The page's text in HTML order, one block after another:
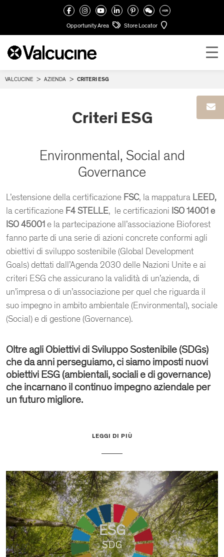
Opportunity Area Store Locator
VALCUCINE > AZIENDA > CRITERI ESG
Criteri ESG
Environmental, Social and
Governance
L’estensione della certificazione FSC, la mappatura LEED,
la certificazione F4 STELLE, le certificazioni ISO 14001 e
ISO 45001e la partecipazione all’associazione Bioforest
fanno parte di una serie di azioni concrete conformi agli
obiettivi di sviluppo sostenibile (Global Development
Goals) dettati dall’Agenda 2030 delle Nazioni Unite e ai
criteri ESG che assicurano la validità di un’azienda, di
un’impresa o di un’associazione per quel che riguarda il
suo impegno in ambito ambientale (Environmental), sociale
(Social) e di gestione (Governance).
Oltre agli Obiettivi di Sviluppo Sostenibile (SDGs)
che da anni perseguiamo, ci siamo imposti nuovi
obiettivi ESG (ambientali, sociali e di governance)
che incarnano il continuo impegno aziendale per
un futuro migliore.
La nostra filosofia è ispirata dall’ambizione di promuovere
naturale. Le politiche ESG (Environmental, Social, and
Governance) sono centrali nella nostra cultura e mentalità.
Crediamo fermamente che la sostenibilità ambientale,
sociale e di governance sia fondamentale per il successo
a lungo termine delle nostre attività.
Persostenibilità ambientale, adottiamo politiche e pratiche
per ridurre l’impatto ambientale delle nostre operazioni.
Gestiamo responsabilmente le risorse naturali, riduciamo
LEGGI DI PIÙ
ESG
SDG